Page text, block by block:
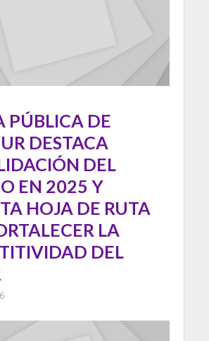
PÚBLICA DE
DESTACA
DEL
EN 2025 Y
HOJA DE RUTA
LA
DEL